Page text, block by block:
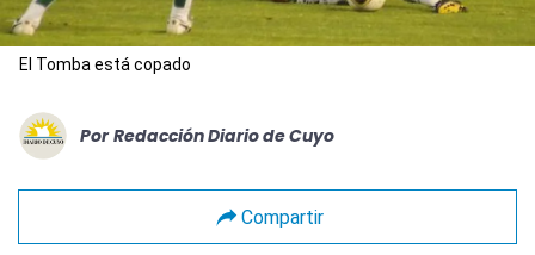
El Tomba está copado
Por Redacción Diario de Cuyo
Compartir